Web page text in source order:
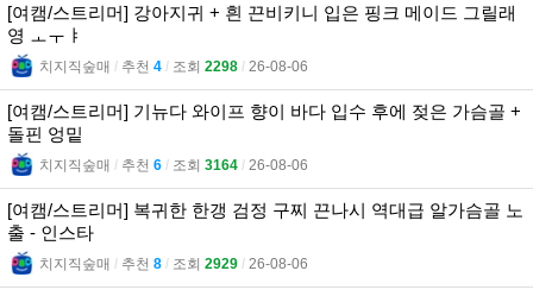
[여캠/스트리머] 강아지귀 + 흰 끈비키니 입은 핑크 메이드 그릴래
영 ㅗㅜㅑ
치지직숲매 l 추천 4 l 조회 2298 l 26-08-06
[여캠/스트리머] 기뉴다 와이프 향이 바다 입수 후에 젖은 가슴골 +
돌핀 엉밑
치지직숲매 l 추천 6 l 조회 3164 l 26-08-06
[여캠/스트리머] 복귀한 한갱 검정 구찌 끈나시 역대급 알가슴골 노
출 - 인스타
치지직숲매 l 추천 8 l 조회 2929 l 26-08-06